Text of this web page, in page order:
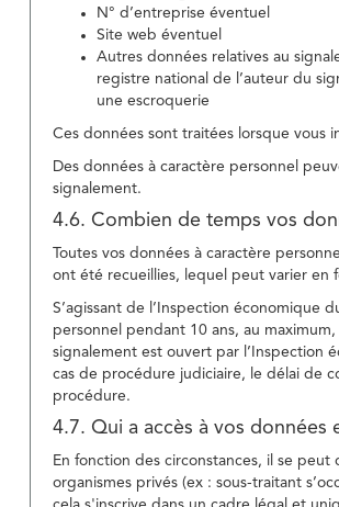
N° d’entreprise éventuel
Site web éventuel
Autres données relatives au
registre national de l’auteur du
une escroquerie
Ces données sont traitées lorsque vous
Des données à caractère personnel
signalement.
4.6. Combien de temps vos
Toutes vos données à caractère
ont été recueillies, lequel peut varier en
S’agissant de l’Inspection économique
personnel pendant 10 ans, au
signalement est ouvert par l’Inspection
cas de procédure judiciaire, le délai de
procédure.
4.7. Qui a accès à vos données
En fonction des circonstances, il se
organismes privés (ex : sous-traitant